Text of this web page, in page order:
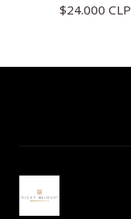
$24.000 CLP